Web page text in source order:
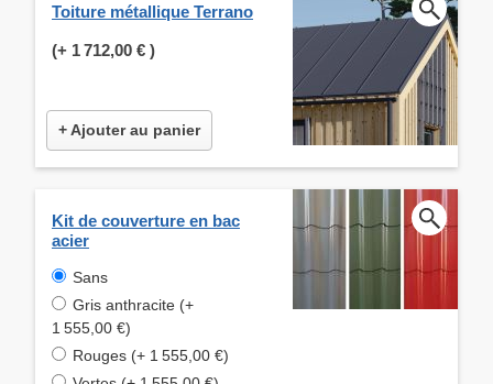
Toiture métallique Terrano
(+ 1 712,00 € )
+ Ajouter au panier
Kit de couverture en bac
acier
Sans
Gris anthracite (+
1 555,00 €)
Rouges (+ 1 555,00 €)